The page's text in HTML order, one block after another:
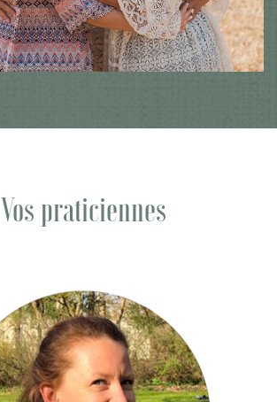
Vos praticiennes